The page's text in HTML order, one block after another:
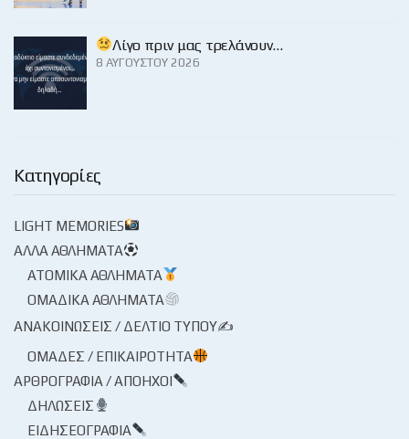
Λίγο πριν μας τρελάνουν…
8 ΑΥΓΟΎΣΤΟΥ 2026
Κατηγορίες
LIGHT MEMORIES
ΆΛΛΑ ΑΘΛΉΜΑΤΑ
ΑΤΟΜΙΚΆ ΑΘΛΉΜΑΤΑ
ΟΜΑΔΙΚΆ ΑΘΛΉΜΑΤΑ
ΑΝΑΚΟΙΝΏΣΕΙΣ / ΔΕΛΤΊΟ ΤΎΠΟΥ✍
ΟΜΆΔΕΣ / ΕΠΙΚΑΙΡΌΤΗΤΑ
ΑΡΘΡΟΓΡΑΦΊΑ / ΑΠΌΗΧΟΙ
ΔΗΛΏΣΕΙΣ
ΕΙΔΗΣΕΟΓΡΑΦΊΑ